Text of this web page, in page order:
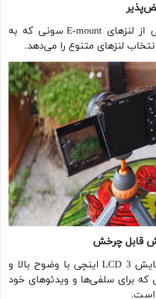
- پشتیبانی از لنزهای E-mount سونی که به
لنزهای متنوع را می‌دهد.
- صفحه نمایش LCD 3 اینچی با وضوح بالا و
برای سلفی‌ها و ویدئوهای خود
است.